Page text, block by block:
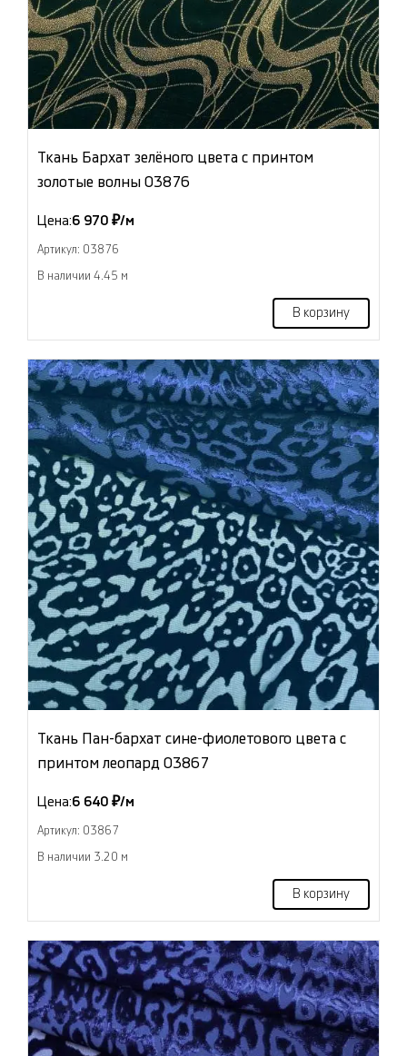
Ткань Бархат зелёного цвета с принтом
золотые волны 03876
Цена:6 970 ₽/м
Артикул: 03876
В наличии 4.45 м
В корзину
Ткань Пан-бархат сине-фиолетового цвета с
принтом леопард 03867
Цена:6 640 ₽/м
Артикул: 03867
В наличии 3.20 м
В корзину